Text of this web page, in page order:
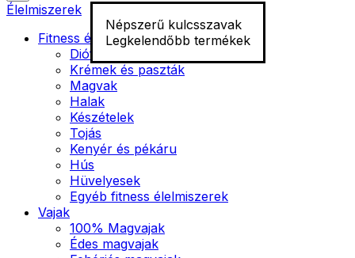
Népszerű kulcsszavak
Legkelendőbb termékek
Élelmiszerek
Fitness élelmiszer
Diófélék
Krémek és paszták
Magvak
Halak
Készételek
Tojás
Kenyér és pékáru
Hús
Hüvelyesek
Egyéb fitness élelmiszerek
Vajak
100% Magvajak
Édes magvajak